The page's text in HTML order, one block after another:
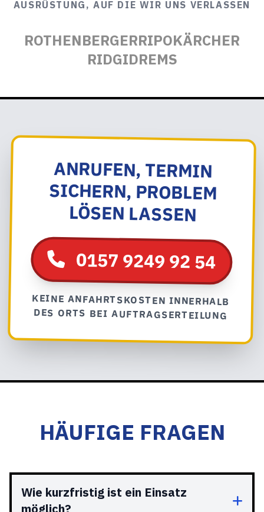
AUSRÜSTUNG, AUF DIE WIR UNS VERLASSEN
ROTHENBERGERRIPOKÄRCHER
RIDGIDREMS
ANRUFEN, TERMIN
SICHERN, PROBLEM
LÖSEN LASSEN
0157 9249 92 54
KEINE ANFAHRTSKOSTEN INNERHALB
DES ORTS BEI AUFTRAGSERTEILUNG
HÄUFIGE FRAGEN
Wie kurzfristig ist ein Einsatz
möglich?